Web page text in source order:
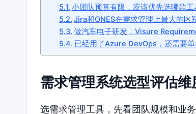
小团队预算有限，应该优先选哪款工
Jira和ONES在需求管理上最大的区
做汽车电子研发，Visure
已经用了Azure DevOps，还需要
需求管理系统选型评估
选需求管理工具，先看团队规模和业